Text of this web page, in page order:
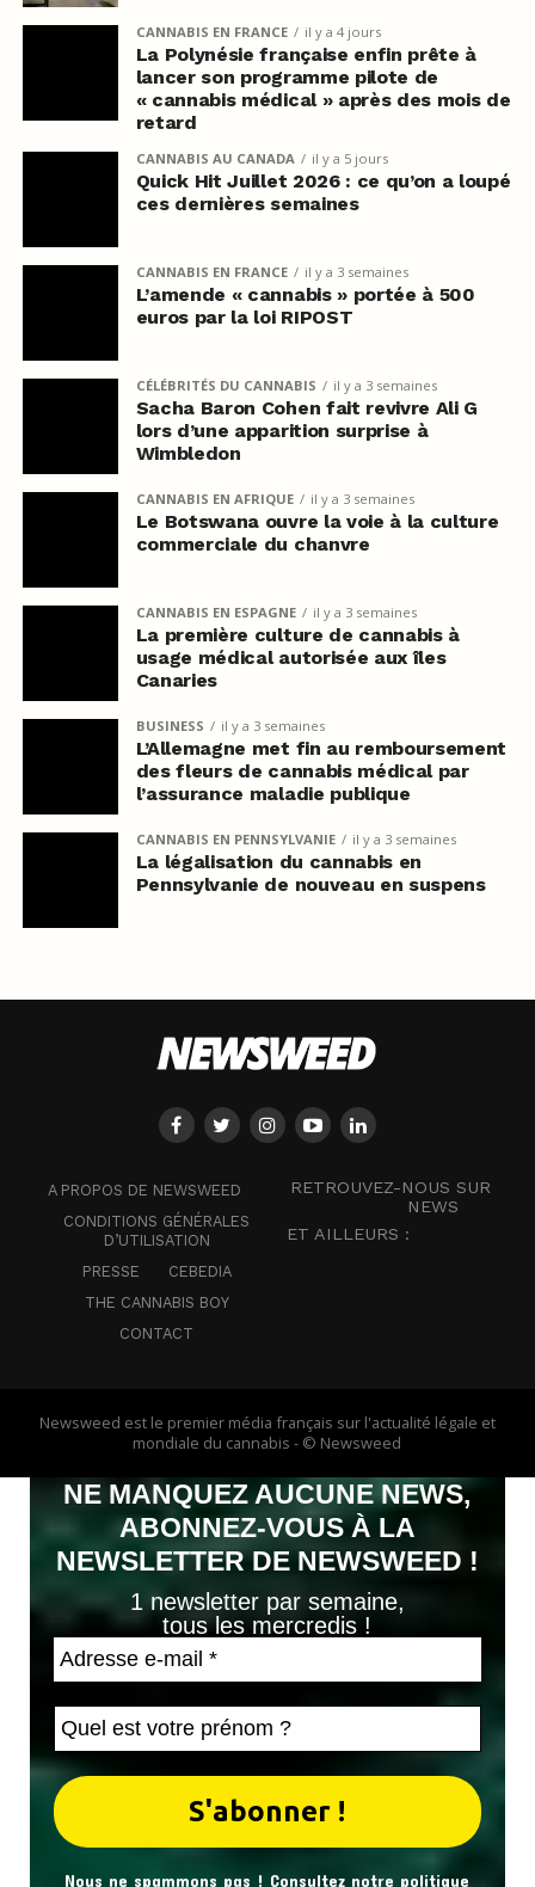
CANNABIS EN FRANCE il y a 4 jours
La Polynésie française enfin prête à
lancer son programme pilote de
« cannabis médical » après des mois de
retard
CANNABIS AU CANADA il y a 5 jours
Quick Hit Juillet 2026 : ce qu’on a loupé
ces dernières semaines
CANNABIS EN FRANCE il y a 3 semaines
L’amende « cannabis » portée à 500
euros par la loi RIPOST
CÉLÉBRITÉS DU CANNABIS il y a 3 semaines
Sacha Baron Cohen fait revivre Ali G
lors d’une apparition surprise à
Wimbledon
CANNABIS EN AFRIQUE il y a 3 semaines
Le Botswana ouvre la voie à la culture
commerciale du chanvre
CANNABIS EN ESPAGNE il y a 3 semaines
La première culture de cannabis à
usage médical autorisée aux îles
Canaries
BUSINESS il y a 3 semaines
L’Allemagne met fin au remboursement
des fleurs de cannabis médical par
l’assurance maladie publique
CANNABIS EN PENNSYLVANIE il y a 3 semaines
La légalisation du cannabis en
Pennsylvanie de nouveau en suspens
A PROPOS DE NEWSWEED
CONDITIONS GÉNÉRALES
D’UTILISATION
PRESSE
CEBEDIA
THE CANNABIS BOY
CONTACT
RETROUVEZ-NOUS SUR
NEWS
ET AILLEURS :
Newsweed est le premier média français sur l'actualité légale et
mondiale du cannabis - © Newsweed
NE MANQUEZ AUCUNE NEWS,
ABONNEZ-VOUS À LA
NEWSLETTER DE NEWSWEED !
1 newsletter par semaine,
tous les mercredis !
Nous ne spammons pas ! Consultez notre politique